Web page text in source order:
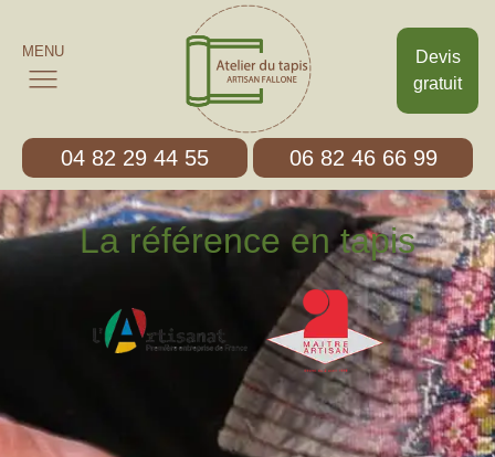
Devis
gratuit
MENU
04 82 29 44 55 06 82 46 66 99
La référence en tapis